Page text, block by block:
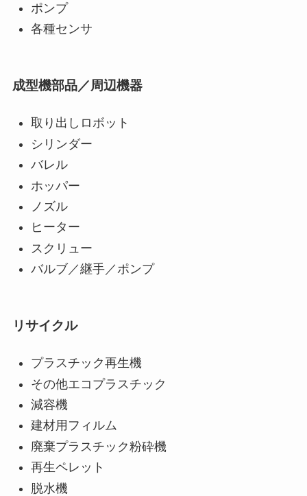
ポンプ
各種センサ
成型機部品／周辺機器
取り出しロボット
シリンダー
バレル
ホッパー
ノズル
ヒーター
スクリュー
バルブ／継手／ポンプ
リサイクル
プラスチック再生機
その他エコプラスチック
減容機
建材用フィルム
廃棄プラスチック粉砕機
再生ペレット
脱水機